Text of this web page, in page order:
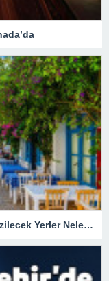
Alaçatı Nerede, Nasıl Gidilir? Alaçatı Gezilecek Yerler Nelerdir?